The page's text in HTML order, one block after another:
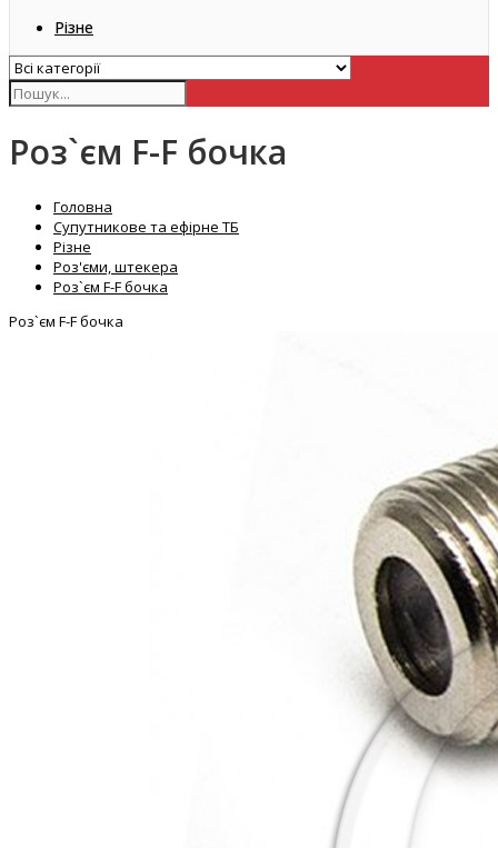
Різне
Роз`єм F-F бочка
Головна
Супутникове та ефірне ТБ
Різне
Роз'єми, штекера
Роз`єм F-F бочка
Роз`єм F-F бочка